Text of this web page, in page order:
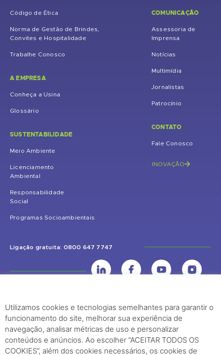
Código de Ética
Norma de Gestão de Brindes,
Convites e Hospitalidade
Trabalhe Conosco
A EMPRESA
Conheça a Usina
Glossário
SUSTENTABILIDADE
Meio Ambiente
Licenciamento
Ambiental
Responsabilidade
Social
Programas Socioambientais
COMUNICAÇÃO
Assessoria de
Imprensa
Notícias
Multimídia
Jornalistas
Patrocínio
CONTATO
Fale Conosco
INOVAÇÃO
Ligação gratuita: 0800 647 7747
UHE Jirau
Rodovia BR-364, KM 824 S/Nº - Distrito de Jaci Paraná – Porto Velho
(RO) – CEP: 76840-000 – Telefone: (69) 2182.8600
Utilizamos cookies e tecnologias semelhantes para garantir o
funcionamento do site, melhorar sua experiência de
navegação, analisar métricas de uso e personalizar
conteúdos e anúncios. Ao escolher “ACEITAR TODOS OS
COOKIES”, além dos cookies necessários, os cookies de